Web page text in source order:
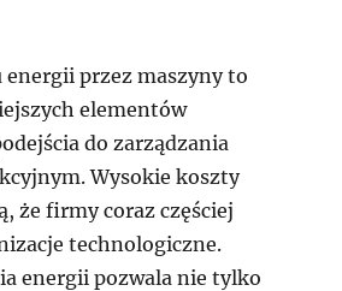
przez maszyny to
elementów
do zarządzania
Wysokie koszty
że firmy coraz częściej
technologiczne.
energii pozwala nie tylko